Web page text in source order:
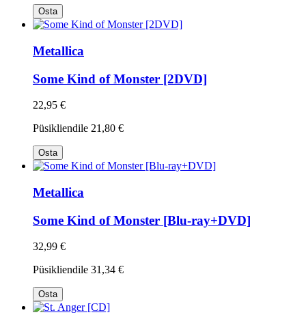
Osta
Metallica
Some Kind of Monster [2DVD]
22,95 €
Püsikliendile 21,80 €
Osta
Metallica
Some Kind of Monster [Blu-ray+DVD]
32,99 €
Püsikliendile 31,34 €
Osta